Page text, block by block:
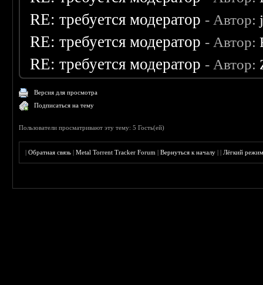
RE: требуется модератор - Автор:
RE: требуется модератор - Автор:
RE: требуется модератор - Автор:
Версия для просмотра
Подписаться на тему
Пользователи просматривают эту тему: 5 Гость(ей)
|Обратная связь |Metal Torrent Tracker Forum |Вернуться к началу ||Лёгкий